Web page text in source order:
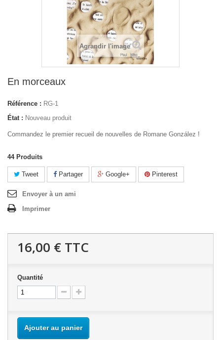
Agrandir l'image
En morceaux
Référence : RG-1
État : Nouveau produit
Commandez le premier recueil de nouvelles de Romane González !
44 Produits
Tweet Partager Google+ Pinterest
Envoyer à un ami
Imprimer
16,00 € TTC
Quantité
Ajouter au panier